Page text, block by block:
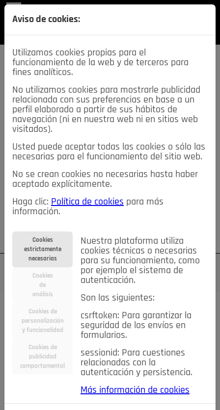
SECCIONES
descarga esta
REVISTA
≡NOTICIAS
NOTICIAS SERVICIOS DE INTERÉS
TABLÓN DE ANUNCIOS MIS ANUNCIOS CONTACTO
NOSOTROS
Su cuenta Regístrese ¿Olvidó su contraseña?
Aviso de cookies:
Utilizamos cookies propias para el
funcionamiento de la web y de terceros para
fines analíticos.
No utilizamos cookies para mostrarle publicidad
relacionada con sus preferencias en base a un
perfil elaborado a partir de sus hábitos de
navegación (ni en nuestra web ni en sitios web
visitados).
Usted puede aceptar todas las cookies o sólo las
necesarias para el funcionamiento del sitio web.
No se crean cookies no necesarias hasta haber
aceptado explícitamente.
Haga clic: Política de cookies para más
información.
Cookies
estrictamente
necesarias
Cookies
de
análisis
Cookies de
personalización
y funcionalidad
Cookies de
publicidad
comportamental
Nuestra plataforma utiliza
cookies técnicas o necesarias
para su funcionamiento, como
por ejemplo el sistema de
autenticación.
Son las siguientes:
csrftoken: Para garantizar la
seguridad de los envíos en
formularios.
sessionid: Para cuestiones
relacionadas con la
autenticación y persistencia.
Más información de cookies